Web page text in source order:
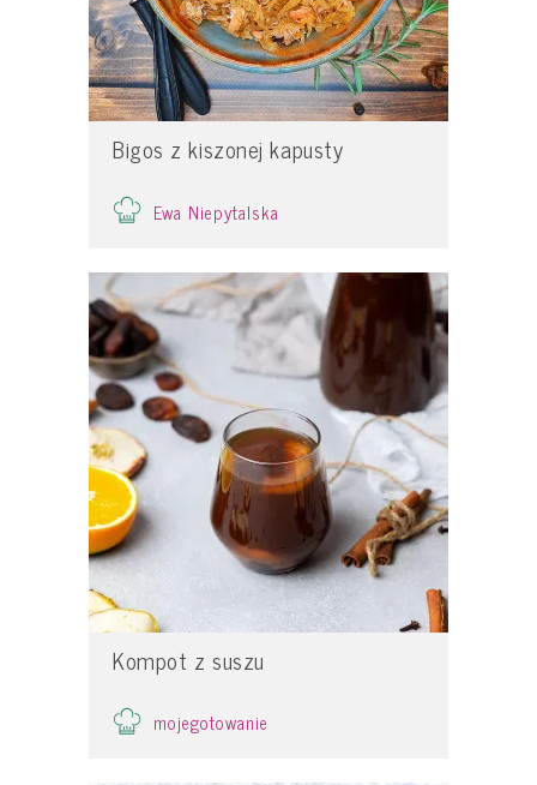
Bigos z kiszonej kapusty
Ewa Niepytalska
Kompot z suszu
mojegotowanie